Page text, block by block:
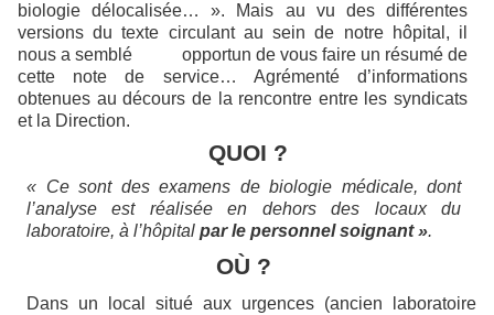
biologie délocalisée… ». Mais au vu des différentes
versions du texte circulant au sein de notre hôpital, il
nous a semblé opportun de vous faire un résumé de
cette note de service… Agrémenté d’informations
obtenues au décours de la rencontre entre les syndicats
et la Direction.
QUOI ?
« Ce sont des examens de biologie médicale, dont
l’analyse est réalisée en dehors des locaux du
laboratoire, à l’hôpital par le personnel soignant ».
OÙ ?
Dans un local situé aux urgences (ancien laboratoire